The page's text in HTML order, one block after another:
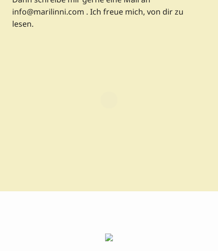
info@marilinni.com . Ich freue mich, von dir zu
lesen.